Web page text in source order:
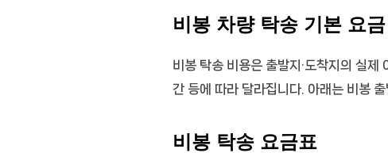
비봉 차량 탁송 기본 요
비봉 탁송 비용은 출발지·도착지의 실제
간 등에 따라 달라집니다. 아래는 비봉
비봉 탁송 요금표